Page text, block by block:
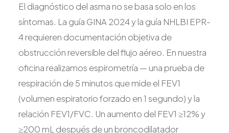
El diagnóstico del asma no se basa solo en los
síntomas. La guía GINA 2024 y la guía NHLBI EPR-
4 requieren documentación objetiva de
obstrucción reversible del flujo aéreo. En nuestra
oficina realizamos espirometría — una prueba de
respiración de 5 minutos que mide el FEV1
(volumen espiratorio forzado en 1 segundo) y la
relación FEV1/FVC. Un aumento del FEV1 ≥12% y
≥200 mL después de un broncodilatador